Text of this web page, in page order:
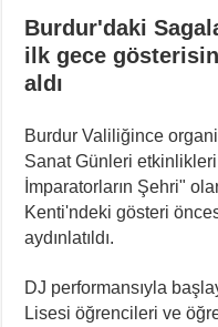
Burdur'daki
ilk gece
aldı
Burdur Valiliğince
Sanat Günleri
İmparatorların Şehri"
Kenti'ndeki gösteri
aydınlatıldı.
DJ performansıyla
Lisesi öğrencileri ve